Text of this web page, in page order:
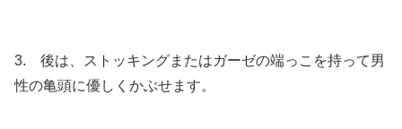
3. 後は、ストッキングまたはガーゼの端っこを持って男
性の亀頭に優しくかぶせます。